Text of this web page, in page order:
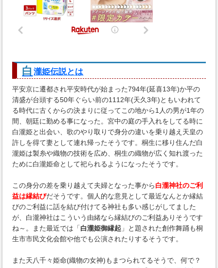
白 瀧姫伝説とは
平安京に遷都され平安時代が始まった794年(延喜13年)か平の
清盛が台頭する50年ぐらい前の1112年(天久3年)ともいわれて
る時代に古くからの決まりに従ってこの地から1人の男が1年の
間、朝廷に勤める事になった。宮中の庭の手入れをしてる時に
白瀧姫と出会い、歌のやり取りで身分の違いを乗り越え天皇の
許しを得て妻として連れ帰ったそうです。桐生に移り住んだ白
瀧姫は製糸や織物の技術を広め、桐生の織物が広く知れ渡った
ために白瀧姫命として祀られるようになったそうです。
この身分の差を乗り越えて夫婦となった事から白瀧神社のご利
益は縁結びだそうです。個人的な意見として最近なんとか縁結
びのご利益に話を結び付けてる神社も多い感じがしてました
が、白瀧神社はこういう由緒なら縁結びのご利益ありそうです
ね～。また最近では「白瀧姫御縁起 」と題された創作舞踊も桐
生市市民文化会館や他でも公演されたりするそうです。
また天八千々姫命(織物の女神)もまつられてるそうで、何で？